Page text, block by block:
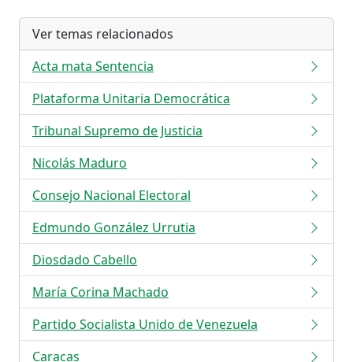
Ver temas relacionados
Acta mata Sentencia
Plataforma Unitaria Democrática
Tribunal Supremo de Justicia
Nicolás Maduro
Consejo Nacional Electoral
Edmundo González Urrutia
Diosdado Cabello
María Corina Machado
Partido Socialista Unido de Venezuela
Caracas